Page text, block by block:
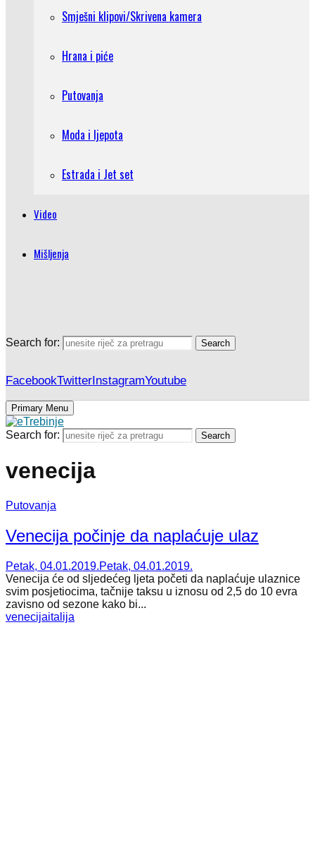
Smješni klipovi/Skrivena kamera
Hrana i piće
Putovanja
Moda i ljepota
Estrada i Jet set
Video
Mišljenja
Search for: Search
FacebookTwitterInstagramYoutube
Primary Menu
Search for: Search
venecija
Putovanja
Venecija počinje da naplaćuje ulaz
Petak, 04.01.2019.Petak, 04.01.2019.
Venecija će od sljedećeg ljeta početi da naplaćuje ulaznice
svim posjetiocima, tačnije taksu u iznosu od 2,5 do 10 evra
zavisno od sezone kako bi...
venecijaitalija